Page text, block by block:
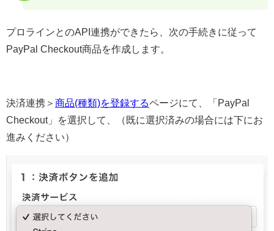
プロラインとのAPI連携ができたら、次の手続きに従って
PayPal Checkout商品を作成します。
決済連携＞ 商品(種類)を登録するページにて、「PayPal
Checkout」を選択して、（既に選択済みの場合には下にお
進みください）